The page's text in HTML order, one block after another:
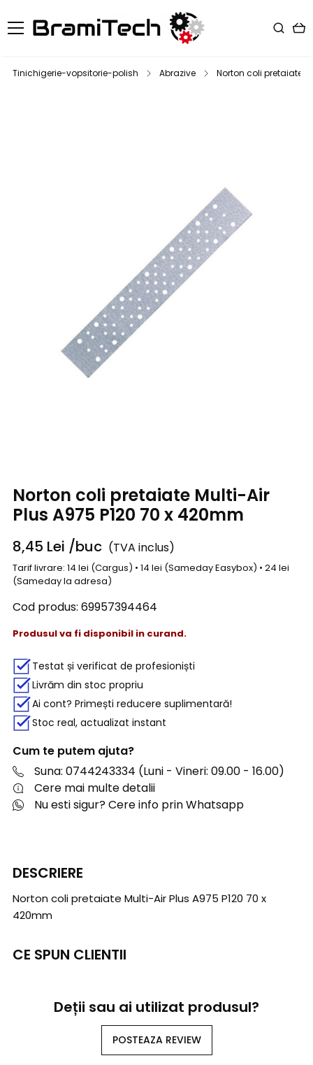
Tinichigerie-vopsitorie-polish Abrazive Norton coli pretaiate
Norton coli pretaiate Multi-Air
Plus A975 P120 70 x 420mm
8,45 Lei /buc (TVA inclus)
Tarif livrare: 14 lei (Cargus) • 14 lei (Sameday Easybox) • 24 lei
(Sameday la adresa)
Cod produs: 69957394464
Produsul va fi disponibil in curand.
Testat și verificat de profesioniști
Livrăm din stoc propriu
Ai cont? Primești reducere suplimentară!
Stoc real, actualizat instant
Cum te putem ajuta?
Suna: 0744243334 (Luni - Vineri: 09.00 - 16.00)
Cere mai multe detalii
Nu esti sigur? Cere info prin Whatsapp
DESCRIERE
Norton coli pretaiate Multi-Air Plus A975 P120 70 x
420mm
CE SPUN CLIENTII
Deții sau ai utilizat produsul?
POSTEAZA REVIEW